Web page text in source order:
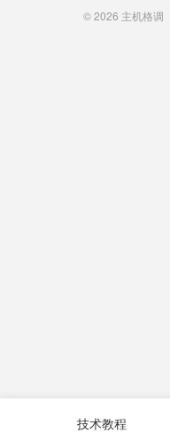
© 2026 主机格调
技术教程